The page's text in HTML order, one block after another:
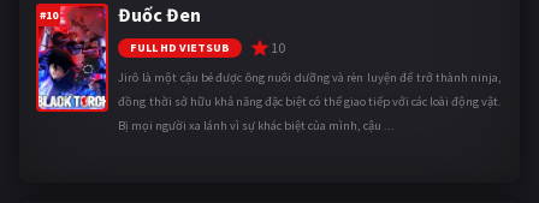
#10 Đuốc Đen
FULL HD VIETSUB 10
Jirô là một cậu bé được ông nuôi dưỡng và rèn luyện để trở thành ninja,
đồng thời sở hữu khả năng đặc biệt có thể giao tiếp với các loài động vật.
Bị mọi người xa lánh vì sự khác biệt của mình, cậu ...